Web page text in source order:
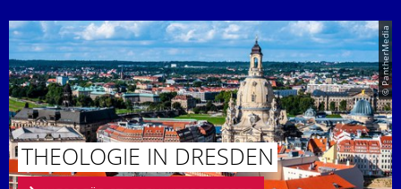
© PantherMedia
THEOLOGIE IN DRESDEN